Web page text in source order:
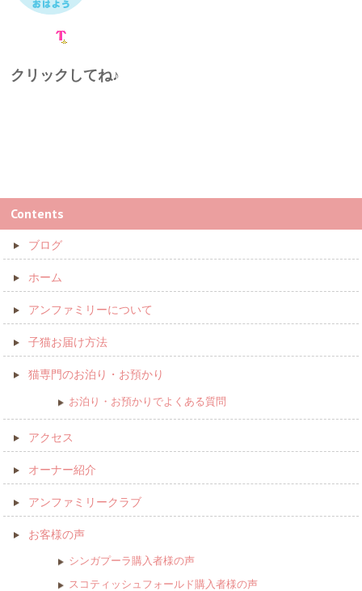
クリックしてね♪
Contents
ブログ
ホーム
アンファミリーについて
子猫お届け方法
猫専門のお泊り・お預かり
お泊り・お預かりでよくある質問
アクセス
オーナー紹介
アンファミリークラブ
お客様の声
シンガプーラ購入者様の声
スコティッシュフォールド購入者様の声